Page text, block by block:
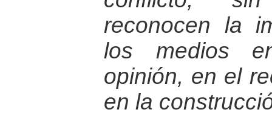
reconocen la
los medios
opinión, en el
en la